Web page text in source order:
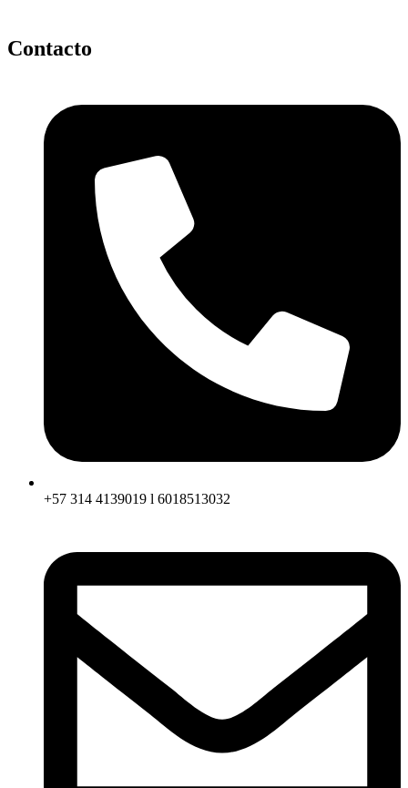
Contacto
+57 314 4139019 l 6018513032